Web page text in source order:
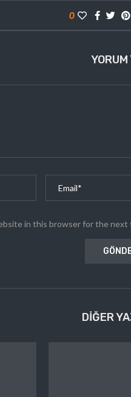
0
YORUM
in this browser for the
DIĞER